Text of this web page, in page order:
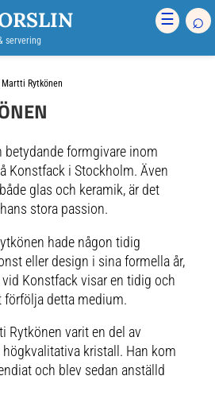
servering
☰ ⌕
Martti Rytkönen
betydande formgivare inom
Konstfack i Stockholm. Även
glas och keramik, är det
stora passion.
hade någon tidig
eller design i sina formella år,
Konstfack visar en tidig och
detta medium.
Rytkönen varit en del av
högkvalitativa kristall. Han kom
och blev sedan anställd